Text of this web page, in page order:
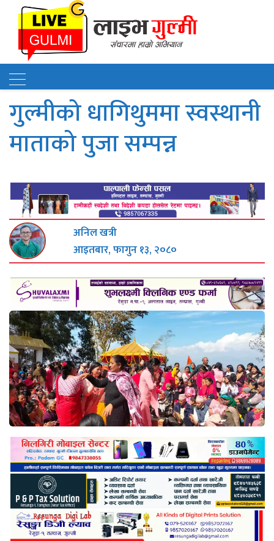
गुल्मीको धागिथुममा स्वस्थानी
माताको पुजा सम्पन्न
अनिल खत्री
आइतबार, फागुन १३, २०८०